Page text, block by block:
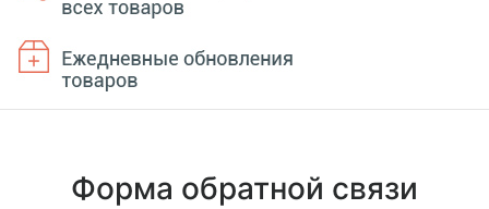
Форма обратной связи